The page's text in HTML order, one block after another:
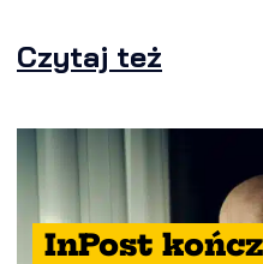
Czytaj też
InPost